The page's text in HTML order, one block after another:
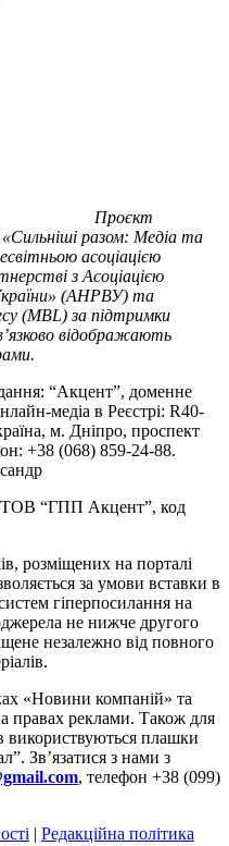
Проєкт
разом: Медіа та
асоціацією
з Асоціацією
(АНРВУ) та
(MBL) за підтримки
відображають
“Акцент”, доменне
медіа в Реєстрі: R40-
м. Дніпро, проспект
+38 (068) 859-24-88.
ТОВ “ГПП Акцент”, код
розміщених на порталі
за умови вставки в
гіперпосилання на
не нижче другого
незалежно від повного
«Новини компаній» та
правах реклами. Також для
використвуються плашки
Зв’язатися з нами з
, телефон +38 (099)
| Редакційна політика